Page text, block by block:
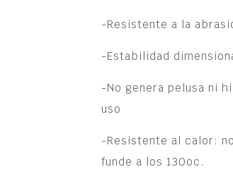
-Resistente a la
-Estabilidad
-No genera pelusa ni
uso
-Resistente al calor:
funde a los 130oc.